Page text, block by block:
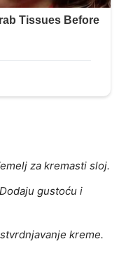
za kremasti sloj.
gustoću i
kreme.